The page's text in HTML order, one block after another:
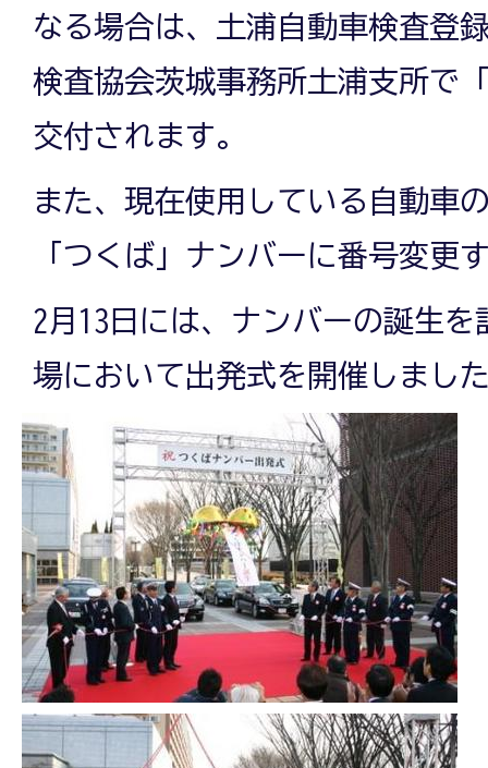
なる場合は、土浦自動車検査登
検査協会茨城事務所土浦支所で
交付されます。
また、現在使用している自動車
「つくば」ナンバーに番号変更
2月13日には、ナンバーの誕生
場において出発式を開催しまし